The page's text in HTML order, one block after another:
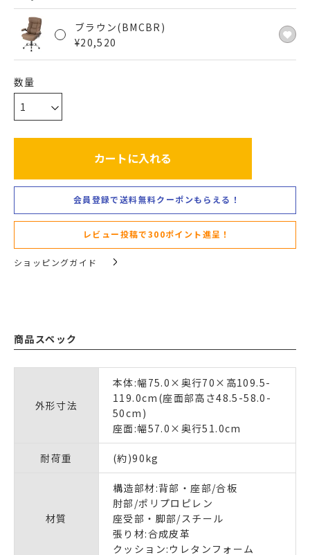
ブラウン(BMCBR)
¥20,520
カートに入れる
会員登録で送料無料クーポンもらえる！
レビュー投稿で300ポイント進呈！
ショッピングガイド
商品スペック
外形寸法
本体:幅75.0×奥行70×高109.5-
119.0cm(座面部高さ48.5-58.0-
50cm)
座面:幅57.0×奥行51.0cm
耐荷重 (約)90kg
材質
構造部材:背部・座部/合板
肘部/ポリプロピレン
座受部・脚部/スチール
張り材:合成皮革
クッション:ウレタンフォーム